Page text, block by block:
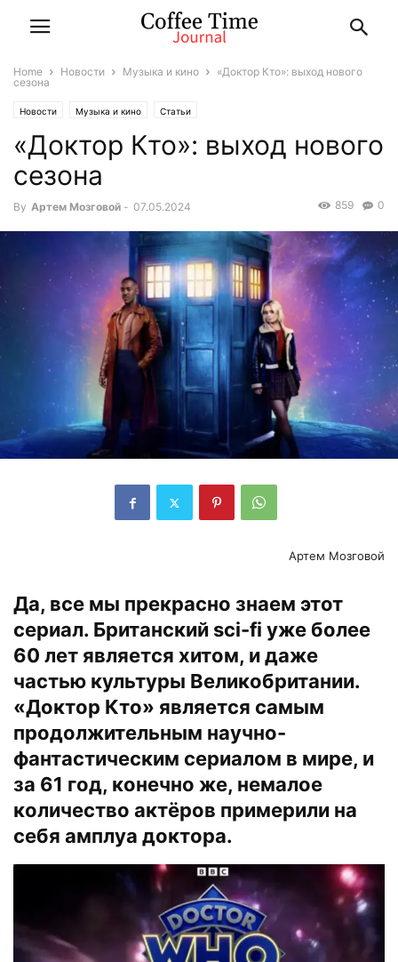
Home Новости Музыка и кино
«Доктор Кто»: выход нового
сезона
Новости Музыка и кино Статьи
«Доктор Кто»: выход нового
сезона
By Артем Мозговой - 07.05.2024 0
859
Артем Мозговой
Да, все мы прекрасно знаем этот
сериал. Британский sci-fi уже более
60 лет является хитом, и даже
частью культуры Великобритании.
«Доктор Кто» является самым
продолжительным научно-
фантастическим сериалом в мире, и
за 61 год, конечно же, немалое
количество актёров примерили на
себя амплуа доктора.